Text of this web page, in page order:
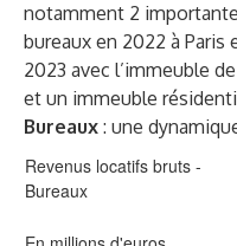
notamment 2
bureaux en 2022 à
2023 avec l’immeuble
et un immeuble
Bureaux : une
Revenus locatifs bruts -
Bureaux